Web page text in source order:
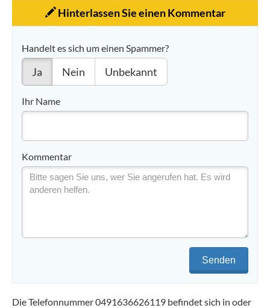
Hinterlassen Sie einen Kommentar
Handelt es sich um einen Spammer?
Ja Nein Unbekannt
Ihr Name
Kommentar
Senden
Die Telefonnummer 0491636626119 befindet sich in oder